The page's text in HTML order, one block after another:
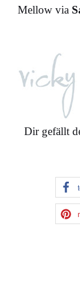
Mellow via
Dir gefällt